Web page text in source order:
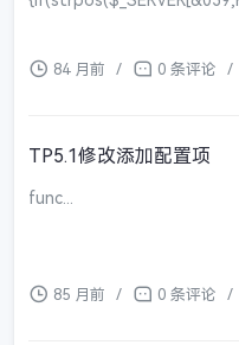
84 月前 / 0 条评论 /
TP5.1修改添加配置项
func...
85 月前 / 0 条评论 /